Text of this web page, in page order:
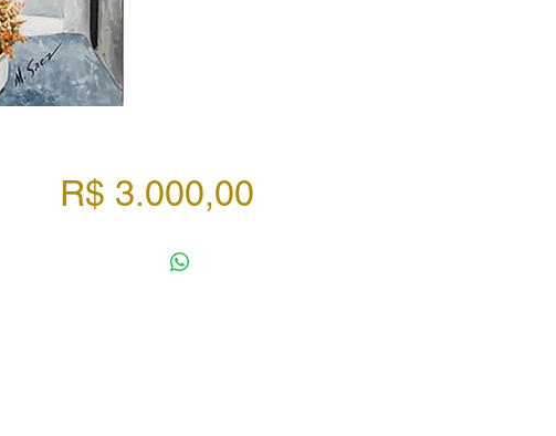
R$ 3.000,00Preço